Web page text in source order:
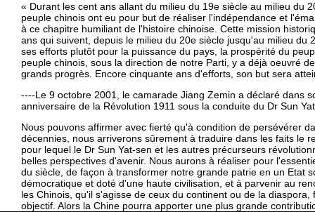
« Durant les cent ans allant du milieu du 19e siècle au milieu du
peuple chinois ont eu pour but de réaliser l'indépendance et
à ce chapitre humiliant de l'histoire chinoise. Cette mission
ans qui suivent, depuis le milieu du 20e siècle jusqu'au milieu du
ses efforts plutôt pour la puissance du pays, la prospérité du
peuple chinois, sous la direction de notre Parti, y a déjà oeuvré
grands progrès. Encore cinquante ans d'efforts, son but sera
----Le 9 octobre 2001, le camarade Jiang Zemin a déclaré dans
anniversaire de la Révolution 1911 sous la conduite du Dr Sun
Nous pouvons affirmer avec fierté qu'à condition de persévérer
décennies, nous arriverons sûrement à traduire dans les faits le
pour lequel le Dr Sun Yat-sen et les autres précurseurs
belles perspectives d'avenir. Nous aurons à réaliser pour
du siècle, de façon à transformer notre grande patrie en un Etat
démocratique et doté d'une haute civilisation, et à parvenir au
les Chinois, qu'il s'agisse de ceux du continent ou de la
objectif. Alors la Chine pourra apporter une plus grande